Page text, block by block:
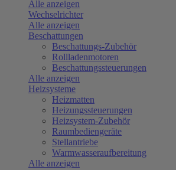
Alle anzeigen
Wechselrichter
Alle anzeigen
Beschattungen
Beschattungs-Zubehör
Rollladenmotoren
Beschattungssteuerungen
Alle anzeigen
Heizsysteme
Heizmatten
Heizungssteuerungen
Heizsystem-Zubehör
Raumbediengeräte
Stellantriebe
Warmwasseraufbereitung
Alle anzeigen